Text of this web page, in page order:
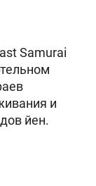
Samurai
и
йен.